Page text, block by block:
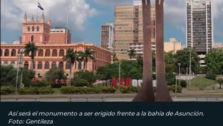
Así será el monumento a ser erigido frente a la bahía de Asunción.
Foto: Gentileza